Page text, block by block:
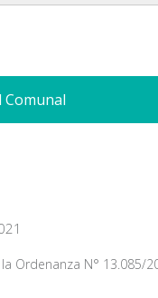
Comunal
Ordenanza N°